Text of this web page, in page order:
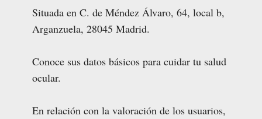
Situada en C. de Méndez Álvaro, 64, local b,
Arganzuela, 28045 Madrid.
Conoce sus datos básicos para cuidar tu salud
ocular.
En relación con la valoración de los usuarios,